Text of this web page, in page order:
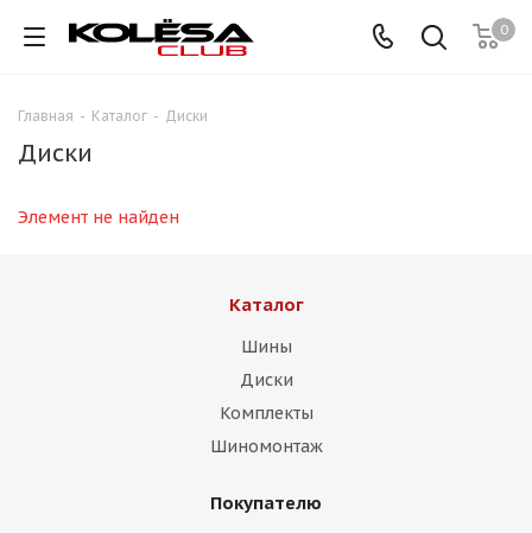
0
Главная - Каталог - Диски
Диски
Элемент не найден
Каталог
Шины
Диски
Комплекты
Шиномонтаж
Покупателю